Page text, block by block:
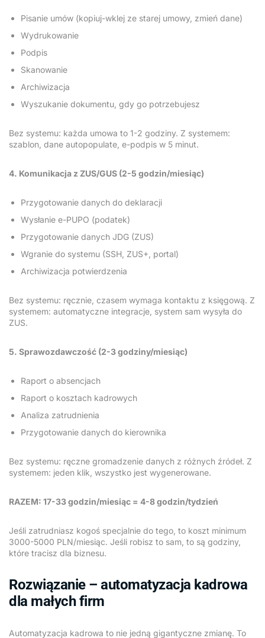
Pisanie umów (kopiuj-wklej ze starej umowy, zmień dane)
Wydrukowanie
Podpis
Skanowanie
Archiwizacja
Wyszukanie dokumentu, gdy go potrzebujesz
Bez systemu: każda umowa to 1-2 godziny. Z systemem:
szablon, dane autopopulate, e-podpis w 5 minut.
4. Komunikacja z ZUS/GUS (2-5 godzin/miesiąc)
Przygotowanie danych do deklaracji
Wysłanie e-PUPO (podatek)
Przygotowanie danych JDG (ZUS)
Wgranie do systemu (SSH, ZUS+, portal)
Archiwizacja potwierdzenia
Bez systemu: ręcznie, czasem wymaga kontaktu z księgową. Z
systemem: automatyczne integracje, system sam wysyła do
ZUS.
5. Sprawozdawczość (2-3 godziny/miesiąc)
Raport o absencjach
Raport o kosztach kadrowych
Analiza zatrudnienia
Przygotowanie danych do kierownika
Bez systemu: ręczne gromadzenie danych z różnych źródeł. Z
systemem: jeden klik, wszystko jest wygenerowane.
RAZEM: 17-33 godzin/miesiąc = 4-8 godzin/tydzień
Jeśli zatrudniasz kogoś specjalnie do tego, to koszt minimum
3000-5000 PLN/miesiąc. Jeśli robisz to sam, to są godziny,
które tracisz dla biznesu.
Rozwiązanie – automatyzacja kadrowa
dla małych firm
Automatyzacja kadrowa to nie jedną gigantyczne zmianę. To